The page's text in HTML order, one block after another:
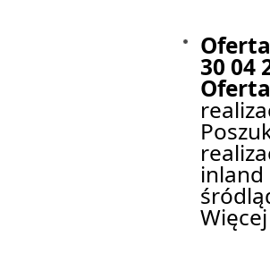
30 04
inland